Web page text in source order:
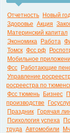
Отчетность Новый
Здоровье Акция
Материнский капитал
Экономика
Работа
Томск Фсс рф
Мобильное
Фсс
Работающие
Управление
росреестра по
Фсс тюмень
Бизнес
производстве
Праздник
Горячая
Психология успеха
труда Автомобили